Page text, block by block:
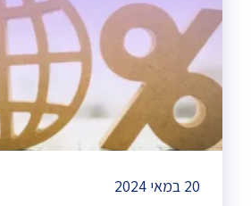
20 במאי 2024